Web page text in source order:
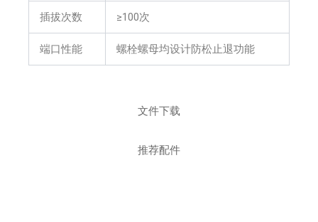
文件下载
推荐配件
插拔次数 ≥100次
端口性能 螺栓螺母均设计防松止退功能